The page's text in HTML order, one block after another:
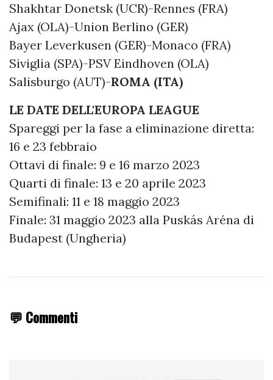
Shakhtar Donetsk (UCR)-Rennes (FRA)
Ajax (OLA)-Union Berlino (GER)
Bayer Leverkusen (GER)-Monaco (FRA)
Siviglia (SPA)-PSV Eindhoven (OLA)
Salisburgo (AUT)-ROMA (ITA)
LE DATE DELL'EUROPA LEAGUE
Spareggi per la fase a eliminazione diretta:
16 e 23 febbraio
Ottavi di finale: 9 e 16 marzo 2023
Quarti di finale: 13 e 20 aprile 2023
Semifinali: 11 e 18 maggio 2023
Finale: 31 maggio 2023 alla Puskás Aréna di
Budapest (Ungheria)
💬 Commenti